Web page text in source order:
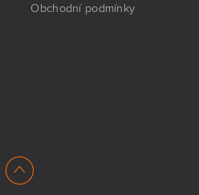
Obchodní podmínky